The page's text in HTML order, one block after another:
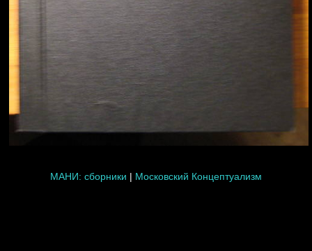
МАНИ: сборники | Московский Концептуализм